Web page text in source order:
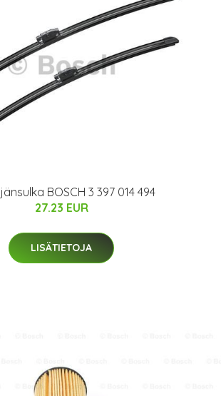
BOSCH 3 397 014 494
27.23 EUR
LISÄTIETOJA